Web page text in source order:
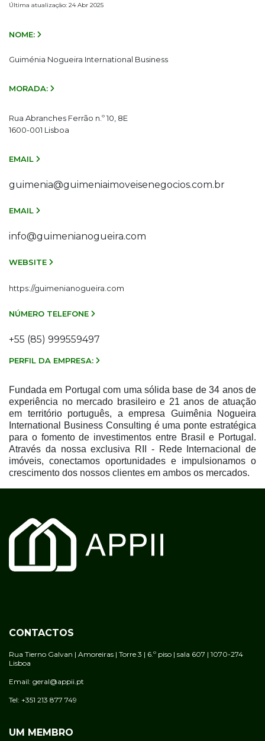
Última atualização: 24 Abr 2025
NOME:
Guiménia Nogueira International Business
MORADA:
Rua Abranches Ferrão n.º 10, 8E
1600-001 Lisboa
EMAIL
guimenia@guimeniaimoveisenegocios.com.br
EMAIL
info@guimenianogueira.com
WEBSITE
https://guimenianogueira.com
NÚMERO TELEFONE
+55 (85) 999559497
PERFIL DA EMPRESA:
Fundada em Portugal com uma sólida base de 34 anos de
experiência no mercado brasileiro e 21 anos de atuação
em território português, a empresa Guimênia Nogueira
International Business Consulting é uma ponte estratégica
para o fomento de investimentos entre Brasil e Portugal.
Através da nossa exclusiva RII - Rede Internacional de
imóveis, conectamos oportunidades e impulsionamos o
crescimento dos nossos clientes em ambos os mercados.
CONTACTOS
Rua Tierno Galvan | Amoreiras | Torre 3 | 6.º piso | sala 607 | 1070-274
Lisboa
Email: geral@appii.pt
Tel: +351 213 877 749
UM MEMBRO